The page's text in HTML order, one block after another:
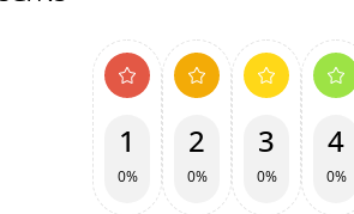
1
0%
2
0%
3
0%
4
0%